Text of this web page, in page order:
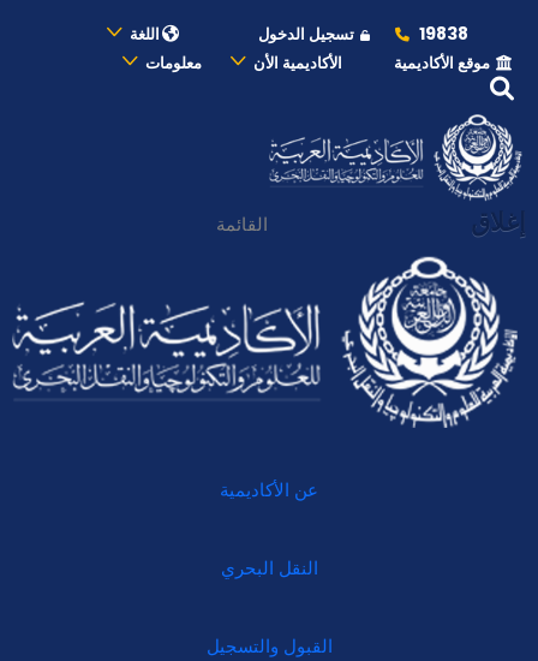
19838 تسجيل الدخول
اللغة
موقع الأكاديمية
الأكاديمية الأن معلومات
إغلاق القائمة
عن الأكاديمية
النقل البحري
القبول والتسجيل